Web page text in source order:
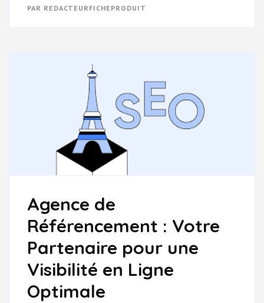
RÉFÉRENCEMENT
PAR REDACTEURFICHEPRODUIT
Agence de
Référencement : Votre
Partenaire pour une
Visibilité en Ligne
Optimale